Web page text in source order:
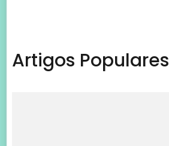
Artigos Populares